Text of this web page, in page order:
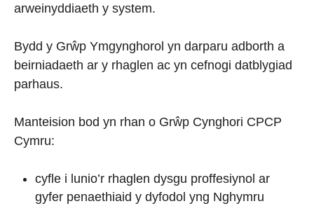
arweinyddiaeth y system.
Bydd y Grŵp Ymgynghorol yn darparu adborth a
beirniadaeth ar y rhaglen ac yn cefnogi datblygiad
parhaus.
Manteision bod yn rhan o Grŵp Cynghori CPCP
Cymru:
cyfle i lunio’r rhaglen dysgu proffesiynol ar
gyfer penaethiaid y dyfodol yng Nghymru